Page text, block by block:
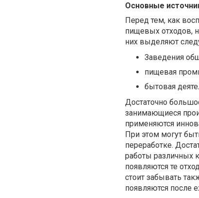
Основные
Перед тем, как
пищевых отходов,
них выделяют
Заведения
пищевая
бытовая
Достаточно
занимающиеся
применяются
При этом могут
переработке.
работы различных
появляются те
стоит забывать
появляются после